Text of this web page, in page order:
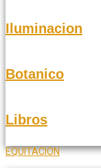
Iluminacion
Botanico
Libros
EQUITACION